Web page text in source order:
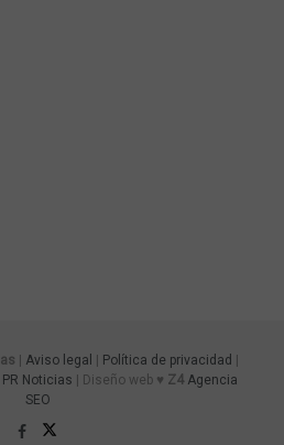
Aviso legal Política de privacidad
PR Noticias | Diseño web ♥ Z4 Agencia
SEO